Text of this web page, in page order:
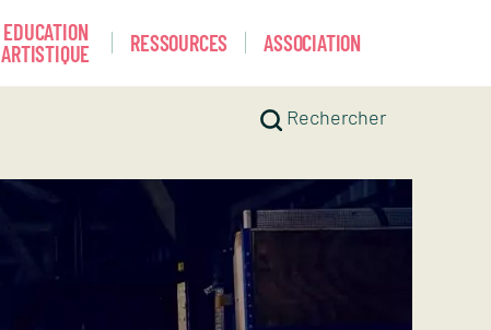
EDUCATION
ARTISTIQUE
RESSOURCES ASSOCIATION
Rechercher